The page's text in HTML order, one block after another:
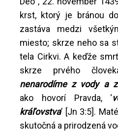
krst, ktorý je bránou
zastáva medzi
miesto; skrze neho sa
tela Cirkvi. A keďže
skrze prvého
nenarodíme z vody a
ako hovorí Pravda, ‘
kráľovstva’ [Jn 3:5].
skutočná a prirodzená